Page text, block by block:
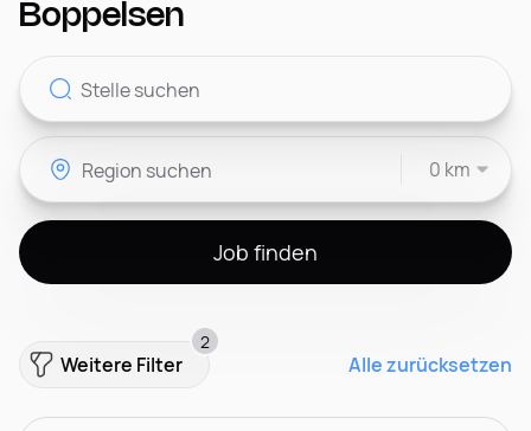
Kontakt
CH
Boppelsen
0 km
Job finden
Weitere Filter
2
Alle zurücksetzen